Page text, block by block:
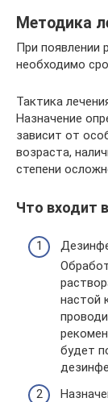
Методика
При появлении
необходимо
Тактика
Назначение
зависит от
возраста,
степени
Что входит
настой
будет